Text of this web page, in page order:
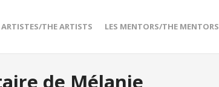
ARTISTES/THE ARTISTS LES MENTORS/THE MENTORS
de Mélanie